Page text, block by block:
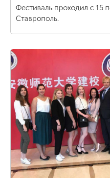
Фестиваль проходил с 15
Ставрополь.